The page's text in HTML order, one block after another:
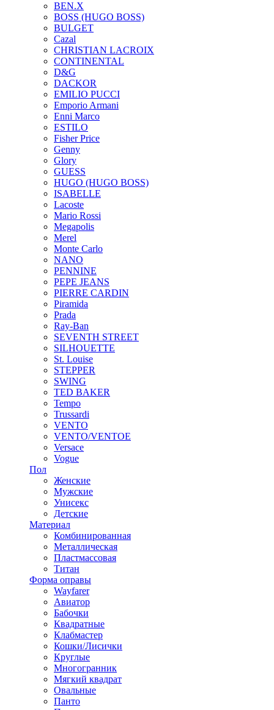
BEN.X
BOSS (HUGO BOSS)
BULGET
Cazal
CHRISTIAN LACROIX
CONTINENTAL
D&G
DACKOR
EMILIO PUCCI
Emporio Armani
Enni Marco
ESTILO
Fisher Price
Genny
Glory
GUESS
HUGO (HUGO BOSS)
ISABELLE
Lacoste
Mario Rossi
Megapolis
Merel
Monte Carlo
NANO
PENNINE
PEPE JEANS
PIERRE CARDIN
Piramida
Prada
Ray-Ban
SEVENTH STREET
SILHOUETTE
St. Louise
STEPPER
SWING
TED BAKER
Tempo
Trussardi
VENTO
VENTO/VENTOE
Versace
Vogue
Пол
Женские
Мужские
Унисекс
Детские
Материал
Комбинированная
Металлическая
Пластмассовая
Титан
Форма оправы
Wayfarer
Авиатор
Бабочки
Квадратные
Клабмастер
Кошки/Лисички
Круглые
Многогранник
Мягкий квадрат
Овальные
Панто